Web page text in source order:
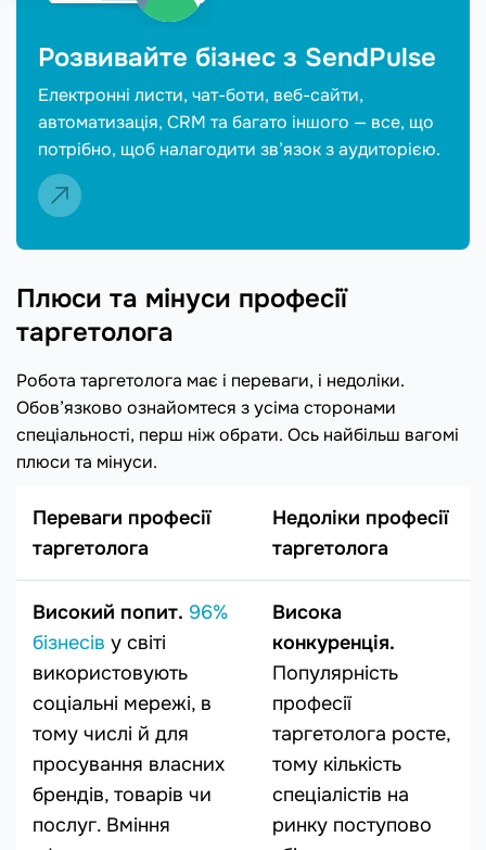
Розвивайте бізнес з SendPulse
Електронні листи, чат-боти, веб-сайти,
автоматизація, CRM та багато іншого — все, що
потрібно, щоб налагодити зв’язок з аудиторією.
Плюси та мінуси професії
таргетолога
Робота таргетолога має і переваги, і недоліки.
Обов’язково ознайомтеся з усіма сторонами
спеціальності, перш ніж обрати. Ось найбільш вагомі
плюси та мінуси.
Переваги професії
таргетолога
Недоліки професії
таргетолога
Високий попит. 96%
бізнесів у світі
використовують
соціальні мережі, в
тому числі й для
просування власних
брендів, товарів чи
послуг. Вміння
Висока
конкуренція.
Популярність
професії
таргетолога росте,
тому кількість
спеціалістів на
ринку поступово